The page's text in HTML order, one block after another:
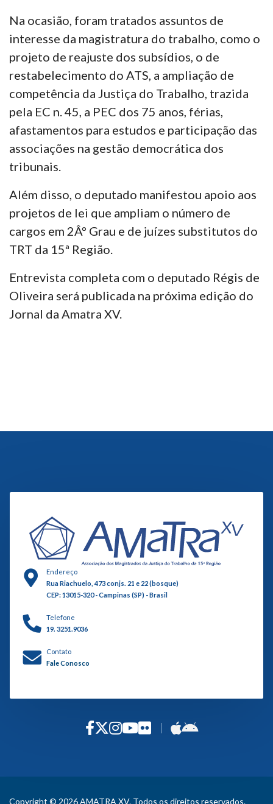
Na ocasião, foram tratados assuntos de
interesse da magistratura do trabalho, como o
projeto de reajuste dos subsídios, o de
restabelecimento do ATS, a ampliação de
competência da Justiça do Trabalho, trazida
pela EC n. 45, a PEC dos 75 anos, férias,
afastamentos para estudos e participação das
associações na gestão democrática dos
tribunais.
Além disso, o deputado manifestou apoio aos
projetos de lei que ampliam o número de
cargos em 2Âº Grau e de juízes substitutos do
TRT da 15ª Região.
Entrevista completa com o deputado Régis de
Oliveira será publicada na próxima edição do
Jornal da Amatra XV.
Endereço
Rua Riachuelo, 473 conjs. 21 e 22 (bosque)
CEP: 13015-320 - Campinas (SP) - Brasil
Telefone
19. 3251.9036
Contato
Fale Conosco
Copyright © 2026 AMATRA XV. Todos os direitos reservados.